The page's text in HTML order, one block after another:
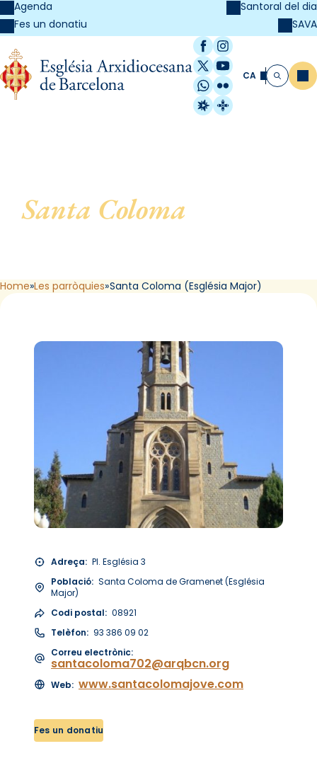
Agenda
Fes un donatiu
Santoral del dia
SAVA
Facebook
Instagram
X / Twitter
YouTube
WhatsApp
Flickr
Radio Estel
Catalunya
CA Cerca
Santa Coloma
Home Les parròquies Santa Coloma (Església Major)
Adreça: Pl. Església 3
Població: Santa Coloma de Gramenet (Església
Major)
Codi postal: 08921
Telèfon: 93 386 09 02
Correu electrònic:
santacoloma702@arqbcn.org
Web: www.santacolomajove.com
Fes un donatiu